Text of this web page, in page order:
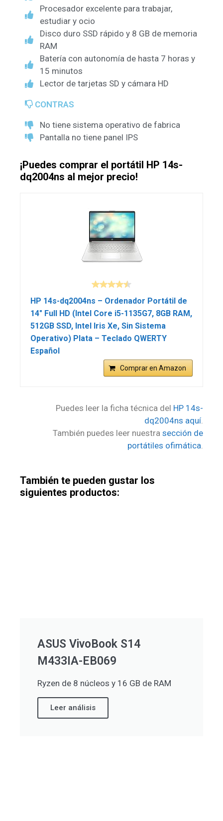
Procesador excelente para trabajar,
estudiar y ocio
Disco duro SSD rápido y 8 GB de memoria
RAM
Batería con autonomía de hasta 7 horas y
15 minutos
Lector de tarjetas SD y cámara HD
CONTRAS
No tiene sistema operativo de fabrica
Pantalla no tiene panel IPS
¡Puedes comprar el portátil HP 14s-
dq2004ns al mejor precio!
HP 14s-dq2004ns – Ordenador Portátil de
14″ Full HD (Intel Core i5-1135G7, 8GB RAM,
512GB SSD, Intel Iris Xe, Sin Sistema
Operativo) Plata – Teclado QWERTY
Español
Comprar en Amazon
Puedes leer la ficha técnica del HP 14s-
dq2004ns aquí
También puedes leer nuestra sección de
portátiles ofimática
También te pueden gustar los
siguientes productos:
ASUS VivoBook S14
M433IA-EB069
Ryzen de 8 núcleos y 16 GB de RAM
Leer análisis